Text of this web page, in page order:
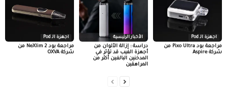
اجهزة الـ Pod
مراجعة بود NeXlim 2 من
شركة OXVA
الأخبار الرئيسية
دراسة : إزالة الألوان من
أجهزة الفيب قد تؤثر في
المدخنين البالغين أكثر من
المراهقين
اجهزة الـ Pod
مراجعة بود Pixo Ultra من
شركة Aspire